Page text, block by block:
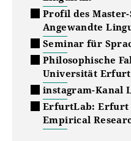
Profil des
Angewandte
Seminar für
Philosophische
Universität Erfurt
instagram-Kanal
ErfurtLab:
Empirical